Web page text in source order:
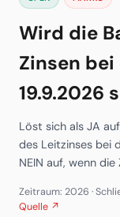
Wird die
Zinsen
19.9.2026
Löst sich als JA
des Leitzinses bei
NEIN auf, wenn
Zeitraum: 2026 ·
Quelle ↗